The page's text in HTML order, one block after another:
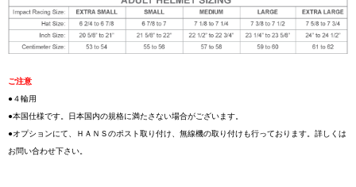
ご注意
●４輪用
●本国仕様です。日本国内の規格に満たさない場合がございます。
●オプションにて、ＨＡＮＳのポスト取り付け、無線機の取り付けも行っております。詳しくは
お問い合わせ下さい。